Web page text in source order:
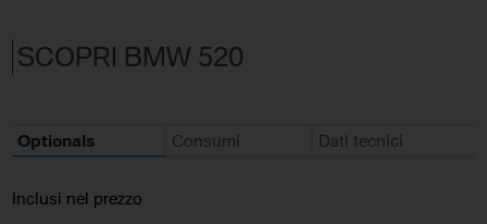
SCOPRI BMW 520
Optionals Consumi Dati tecnici
Inclusi nel prezzo